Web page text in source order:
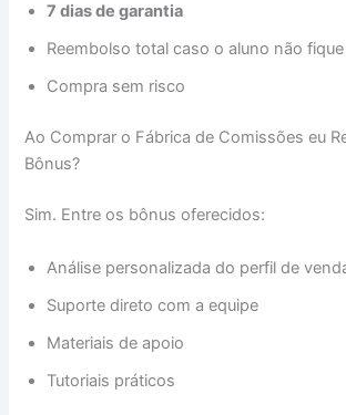
7 dias de garantia
Reembolso total caso o aluno não
Compra sem risco
Ao Comprar o Fábrica de Comissões eu
Bônus?
Sim. Entre os bônus oferecidos:
Análise personalizada do perfil de
Suporte direto com a equipe
Materiais de apoio
Tutoriais práticos